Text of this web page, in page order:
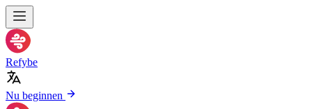
Refybe
Nu beginnen